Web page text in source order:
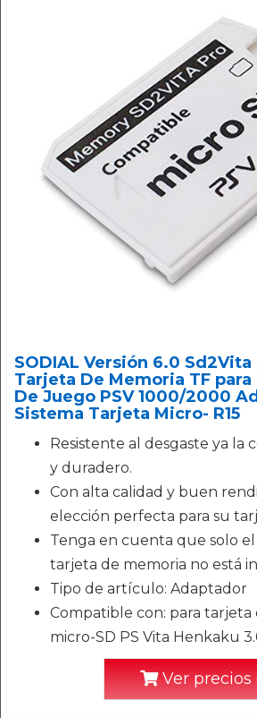
SODIAL Versión 6.0 Sd2Vita
Tarjeta De Memoria TF
De Juego PSV 1000/2000
Sistema Tarjeta Micro- R15
Resistente al desgaste ya la
y duradero.
Con alta calidad y buen
elección perfecta para su
Tenga en cuenta que solo
tarjeta de memoria no está
Tipo de artículo: Adaptador
Compatible con: para tarjeta
micro-SD PS Vita Henkaku
Ver precios